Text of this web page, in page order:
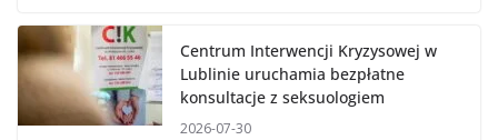
Centrum Interwencji Kryzysowej w
Lublinie uruchamia bezpłatne
konsultacje z seksuologiem
2026-07-30